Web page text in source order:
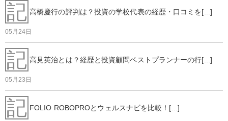
記 高橋慶行の評判は？投資の学校代表の経歴・口コミを[...]
05月24日
記 高見英治とは？経歴と投資顧問ベストプランナーの行[...]
05月23日
記 FOLIO ROBOPROとウェルスナビを比較！[...]